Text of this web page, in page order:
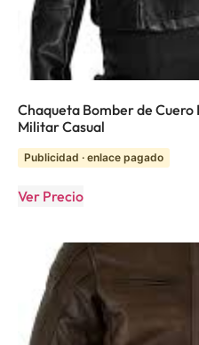
Chaqueta Bomber de
Militar Casual
Publicidad · enlace pagado
Ver Precio